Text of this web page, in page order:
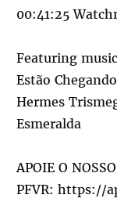
00:41:25
Featuring
Estão
Hermes
Esmeralda
APOIE O
PFVR: https://